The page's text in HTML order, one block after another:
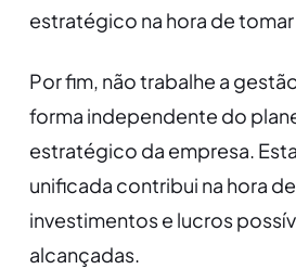
estratégico na hora de
Por fim, não trabalhe a
forma independente do
estratégico da empresa.
unificada contribui na hora
investimentos e lucros
alcançadas.